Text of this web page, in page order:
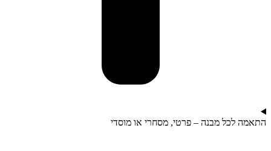
התאמה לכל מבנה – פרטי, מסחרי או מוסדי